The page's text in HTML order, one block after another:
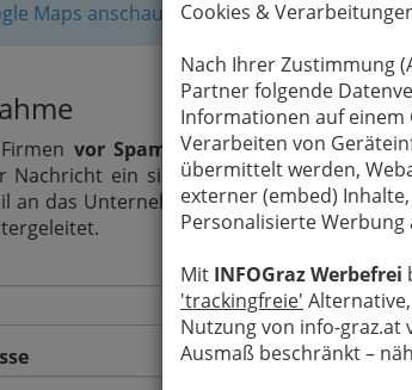
Cookies &
Nach Ihrer Zustimmung
Partner folgende
Informationen auf
Verarbeiten von
übermittelt werden,
externer (embed)
Personalisierte Werbung
Mit INFOGraz Werbefrei
'trackingfreie'
Nutzung von info-
Ausmaß beschränkt –
Maps anschauen
vor Spam-Mails zu bewahren,
Nachricht ein sicheres Formular. Ihre
an das Unternehmen Dr. Engelbert
Meine